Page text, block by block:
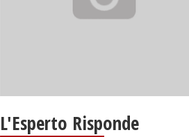
L'Esperto Risponde